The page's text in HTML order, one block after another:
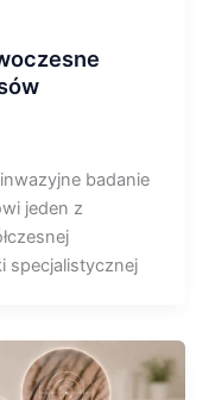
badanie
jeden z
specjalistycznej